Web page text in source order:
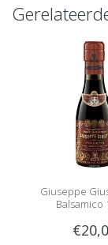
Giuseppe
Balsamico